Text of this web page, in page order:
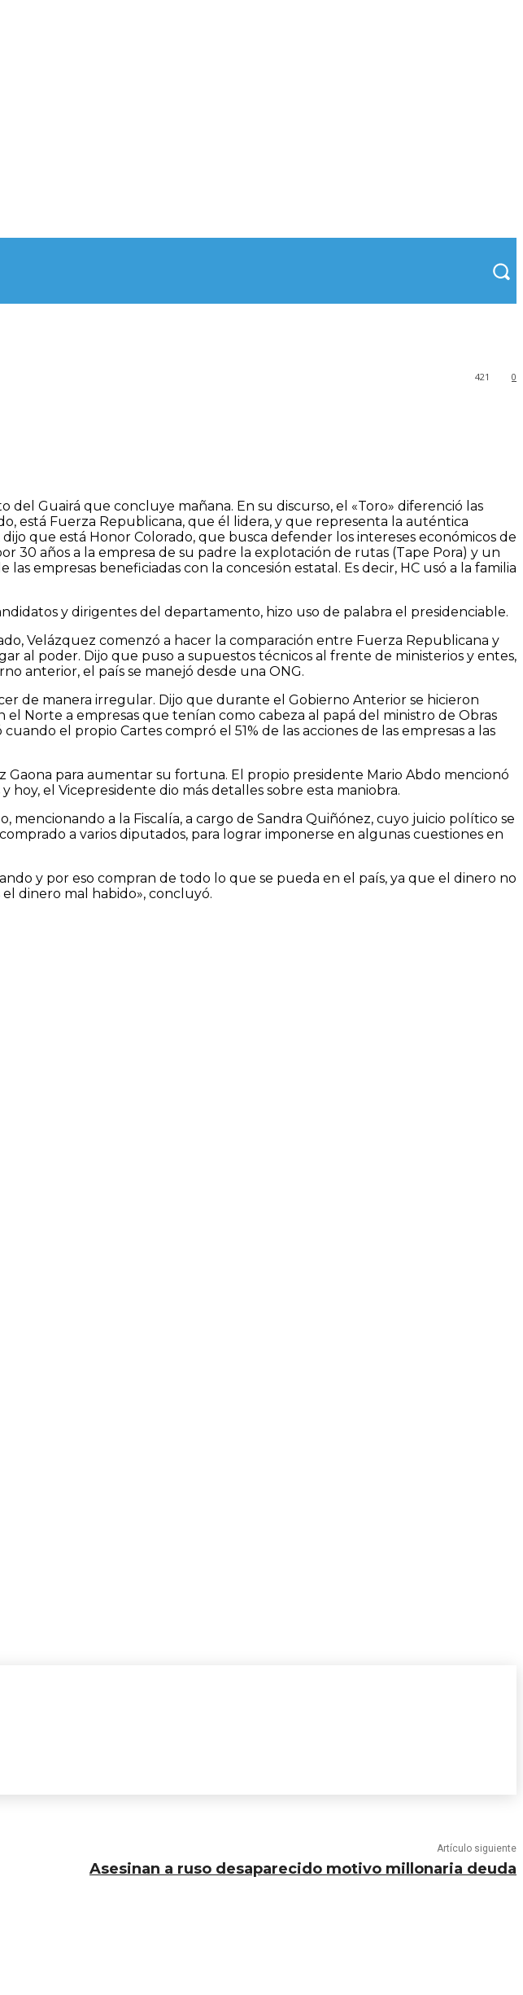
0
421
Guairá que concluye mañana. En su discurso, el «Toro» diferenció las
está Fuerza Republicana, que él lidera, y que representa la auténtica
que está Honor Colorado, que busca defender los intereses económicos de
30 años a la empresa de su padre la explotación de rutas (Tape Pora) y un
empresas beneficiadas con la concesión estatal. Es decir, HC usó a la familia
y dirigentes del departamento, hizo uso de palabra el presidenciable.
Velázquez comenzó a hacer la comparación entre Fuerza Republicana y
al poder. Dijo que puso a supuestos técnicos al frente de ministerios y entes,
anterior, el país se manejó desde una ONG.
de manera irregular. Dijo que durante el Gobierno Anterior se hicieron
Norte a empresas que tenían como cabeza al papá del ministro de Obras
el propio Cartes compró el 51% de las acciones de las empresas a las
para aumentar su fortuna. El propio presidente Mario Abdo mencionó
el Vicepresidente dio más detalles sobre esta maniobra.
a la Fiscalía, a cargo de Sandra Quiñónez, cuyo juicio político se
a varios diputados, para lograr imponerse en algunas cuestiones en
y por eso compran de todo lo que se pueda en el país, ya que el dinero no
dinero mal habido», concluyó.
Artículo siguiente
Asesinan a ruso desaparecido motivo millonaria deuda